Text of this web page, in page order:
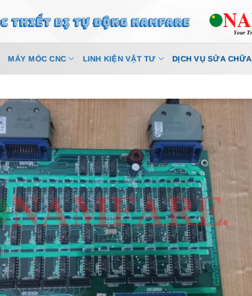
MÁY MÓC CNC LINH KIỆN VẬT TƯ DỊCH VỤ SỬA CHỮA